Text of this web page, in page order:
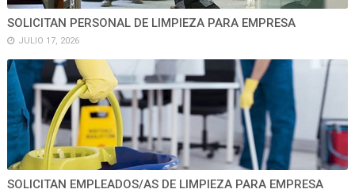
SOLICITAN PERSONAL DE LIMPIEZA PARA EMPRESA
JULIO 17, 2026
SOLICITAN EMPLEADOS/AS DE LIMPIEZA PARA EMPRESA